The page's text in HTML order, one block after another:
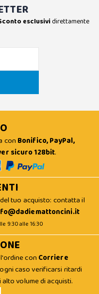
esclusividirettamente
con Bonifico, PayPal,
sicuro 128bit.
tuo acquisto: contatta il
9:30 alle 16:30
con Corriere
caso verificarsi ritardi
volume di acquisti.